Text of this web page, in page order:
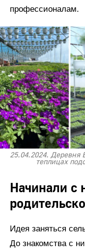
профессионалам.
25.04.2024. Деревня
теплицах
Начинали с
Идея заняться
До знакомства с